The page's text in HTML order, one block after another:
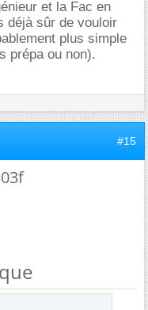
et la Fac en
déjà sûr de vouloir
plus simple
prépa ou non).
#15